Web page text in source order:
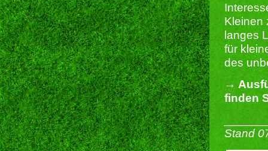
Kleinen
langes
für
des
→
finden
Stand